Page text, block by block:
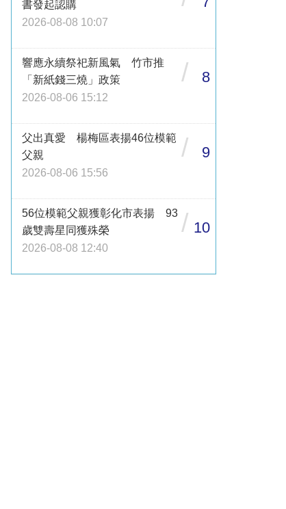
書發起認購
2026-08-08 10:07
響應永續祭祀新風氣 竹市推
「新紙錢三燒」政策
2026-08-06 15:12
/ 8
父出真愛 楊梅區表揚46位模範
父親
2026-08-06 15:56
/ 9
56位模範父親獲彰化市表揚 93
歲雙壽星同獲殊榮
2026-08-08 12:40
/ 10